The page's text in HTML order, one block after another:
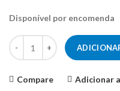
Disponível por encomenda
Quantidade de Baixo
Compare Adicionar